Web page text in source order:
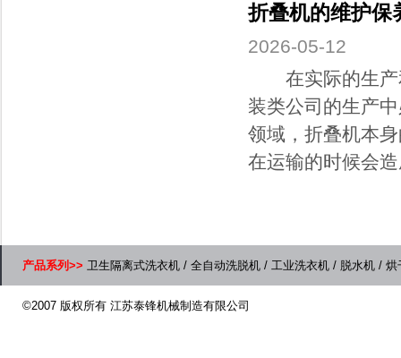
折叠机的维护保
2026-05-12
在实际的生产
装类公司的生产
领域，折叠机本
在运输的时候会
产品系列>> 卫生隔离式洗衣机 / 全自动洗脱机 / 工业洗衣机 / 脱水机 / 烘
©2007 版权所有 江苏泰锋机械制造有限公司